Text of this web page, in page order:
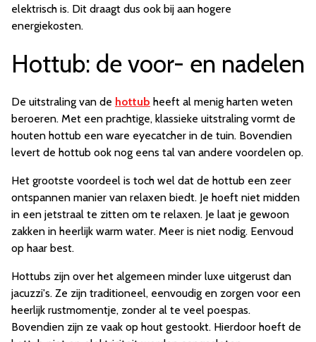
elektrisch is. Dit draagt dus ook bij aan hogere
energiekosten.
Hottub: de voor- en nadelen
De uitstraling van de hottub heeft al menig harten weten
beroeren. Met een prachtige, klassieke uitstraling vormt de
houten hottub een ware eyecatcher in de tuin. Bovendien
levert de hottub ook nog eens tal van andere voordelen op.
Het grootste voordeel is toch wel dat de hottub een zeer
ontspannen manier van relaxen biedt. Je hoeft niet midden
in een jetstraal te zitten om te relaxen. Je laat je gewoon
zakken in heerlijk warm water. Meer is niet nodig. Eenvoud
op haar best.
Hottubs zijn over het algemeen minder luxe uitgerust dan
jacuzzi's. Ze zijn traditioneel, eenvoudig en zorgen voor een
heerlijk rustmomentje, zonder al te veel poespas.
Bovendien zijn ze vaak op hout gestookt. Hierdoor hoeft de